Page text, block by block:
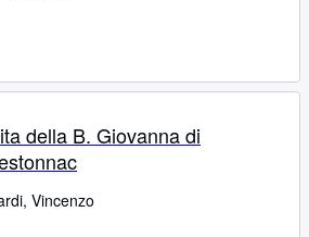
della B. Giovanna di
Vincenzo